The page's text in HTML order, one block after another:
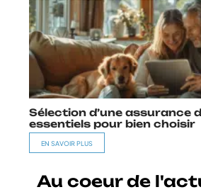
Sélection d’une assurance
essentiels pour bien choisir
EN SAVOIR PLUS
Au coeur de